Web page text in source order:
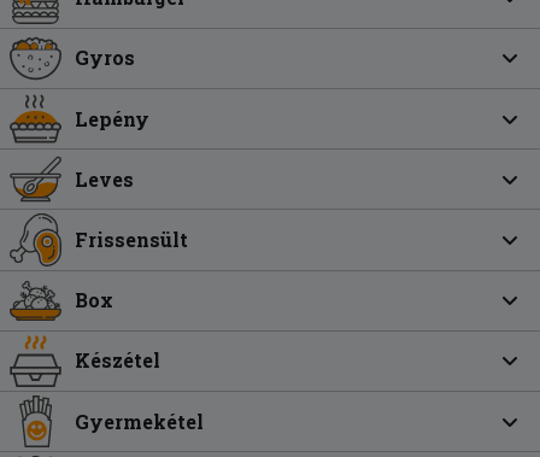
Gyros
Lepény
Leves
Frissensült
Box
Készétel
Gyermekétel